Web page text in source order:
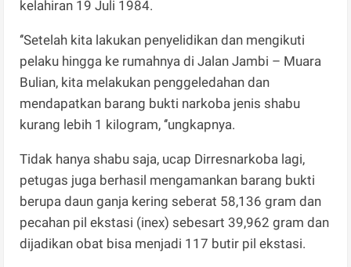
kelahiran 19 Juli 1984.
‘’Setelah kita lakukan penyelidikan dan mengikuti
pelaku hingga ke rumahnya di Jalan Jambi – Muara
Bulian, kita melakukan penggeledahan dan
mendapatkan barang bukti narkoba jenis shabu
kurang lebih 1 kilogram, ‘’ungkapnya.
Tidak hanya shabu saja, ucap Dirresnarkoba lagi,
petugas juga berhasil mengamankan barang bukti
berupa daun ganja kering seberat 58,136 gram dan
pecahan pil ekstasi (inex) sebesart 39,962 gram dan
dijadikan obat bisa menjadi 117 butir pil ekstasi.